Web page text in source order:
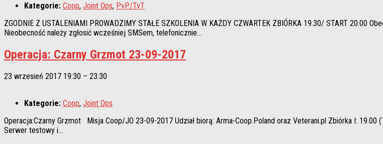
Kategorie: Coop, Joint Ops, PvP/TvT
ZGODNIE Z USTALENIAMI PROWADZIMY STAŁE SZKOLENIA W KAŻDY CZWARTEK ZBIÓRKA 19.30/ START
Nieobecność należy zgłosić wcześniej SMSem, telefonicznie...
Operacja: Czarny Grzmot 23-09-2017
23 wrzesień 2017 19:30 – 23:30
Kategorie: Coop, Joint Ops
Operacja:Czarny Grzmot Misja Coop/JO 23-09-2017 Udział biorą: Arma-Coop.Poland oraz Veterani.pl Zbiórka I:
Serwer testowy i...